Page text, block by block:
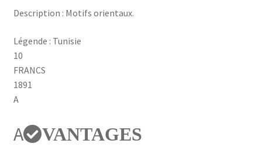
Description : Motifs orientaux.
Légende : Tunisie
10
FRANCS
1891
A
A VANTAGES